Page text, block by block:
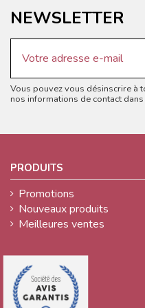
NEWSLETTER
Vous pouvez vous désinscrire à
nos informations de contact
PRODUITS
Promotions
Nouveaux produits
Meilleures ventes